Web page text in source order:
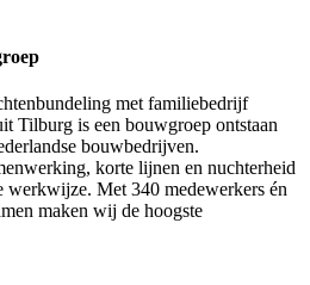
met familiebedrijf
Tilburg is een bouwgroep ontstaan
bouwbedrijven.
korte lijnen en nuchterheid
werkwijze. Met 340 medewerkers én
maken wij de hoogste